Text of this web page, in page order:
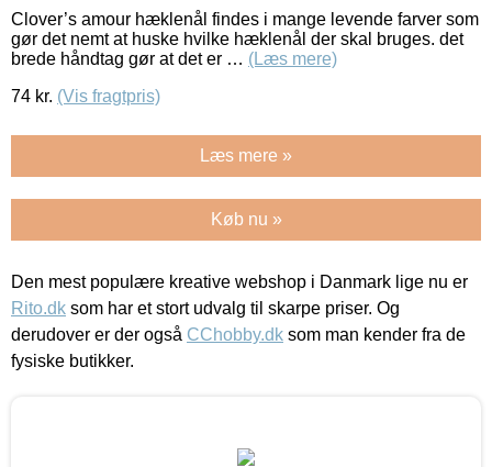
Clover’s amour hæklenål findes i mange levende farver som
gør det nemt at huske hvilke hæklenål der skal bruges. det
brede håndtag gør at det er … (Læs mere)
74 kr. (Vis fragtpris)
Læs mere »
Køb nu »
Den mest populære kreative webshop i Danmark lige nu er
Rito.dk som har et stort udvalg til skarpe priser. Og
derudover er der også CChobby.dk som man kender fra de
fysiske butikker.